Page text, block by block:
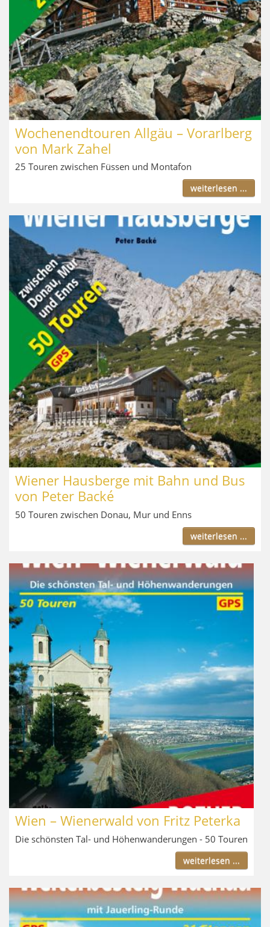
Wochenendtouren Allgäu – Vorarlberg
von Mark Zahel
25 Touren zwischen Füssen und Montafon
weiterlesen ...
Wiener Hausberge mit Bahn und Bus
von Peter Backé
50 Touren zwischen Donau, Mur und Enns
weiterlesen ...
Wien – Wienerwald von Fritz Peterka
Die schönsten Tal- und Höhenwanderungen - 50 Touren
weiterlesen ...